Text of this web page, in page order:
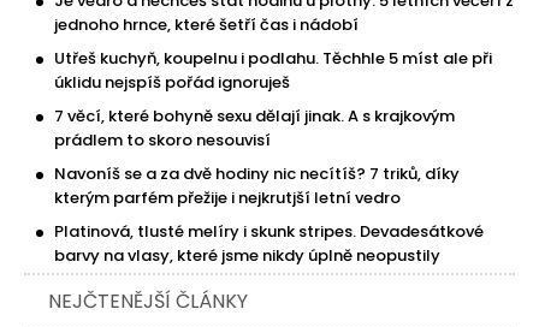
jednoho hrnce, které šetří čas i nádobí
Utřeš kuchyň, koupelnu i podlahu. Těchhle 5 míst ale při
úklidu nejspíš pořád ignoruješ
7 věcí, které bohyně sexu dělají jinak. A s krajkovým
prádlem to skoro nesouvisí
Navoníš se a za dvě hodiny nic necítíš? 7 triků, díky
kterým parfém přežije i nejkrutjší letní vedro
Platinová, tlusté melíry i skunk stripes. Devadesátkové
barvy na vlasy, které jsme nikdy úplně neopustily
NEJČTENĚJŠÍ ČLÁNKY